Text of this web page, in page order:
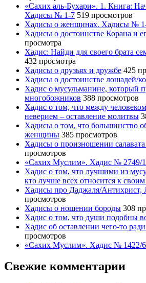
«Сахих аль-Бухари». 1. Книга:
Хадисы № 1-7 519 просмотров
Хадисы о женщинах. Хадисы №
Хадисы о достоинстве Корана и
просмотра
Хадис: Найди для своего брата
432 просмотра
Хадисы о друзьях и дружбе 425
Хадисы о достоинстве лошадей/
Хадис о мусульманине, который
многобожников 388 просмотров
Хадис о том, что между
неверием – оставление молитвы
Хадисы о том, что большинство
женщины 385 просмотров
Хадисы о произношении
просмотров
«Сахих Муслим». Хадис № 2749/
Хадис о том, что лучшими из
кто лучше всех относится к
Хадисы про Даджаля/Антихрист,
просмотров
Хадисы о ношении бороды 308
Хадис о том, что души подобны
Хадис об оставлении чего-то
просмотров
«Сахих Муслим». Хадис № 1422/
Свежие комментарии